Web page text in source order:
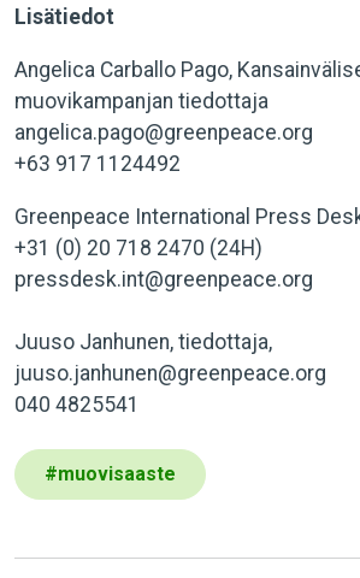
Lisätiedot
Angelica Carballo Pago,
muovikampanjan tiedottaja
angelica.pago@greenpeace.org
+63 917 1124492
Greenpeace International Press
+31 (0) 20 718 2470 (24H)
pressdesk.int@greenpeace.org
Juuso Janhunen, tiedottaja,
juuso.janhunen@greenpeace.org
040 4825541
#muovisaaste